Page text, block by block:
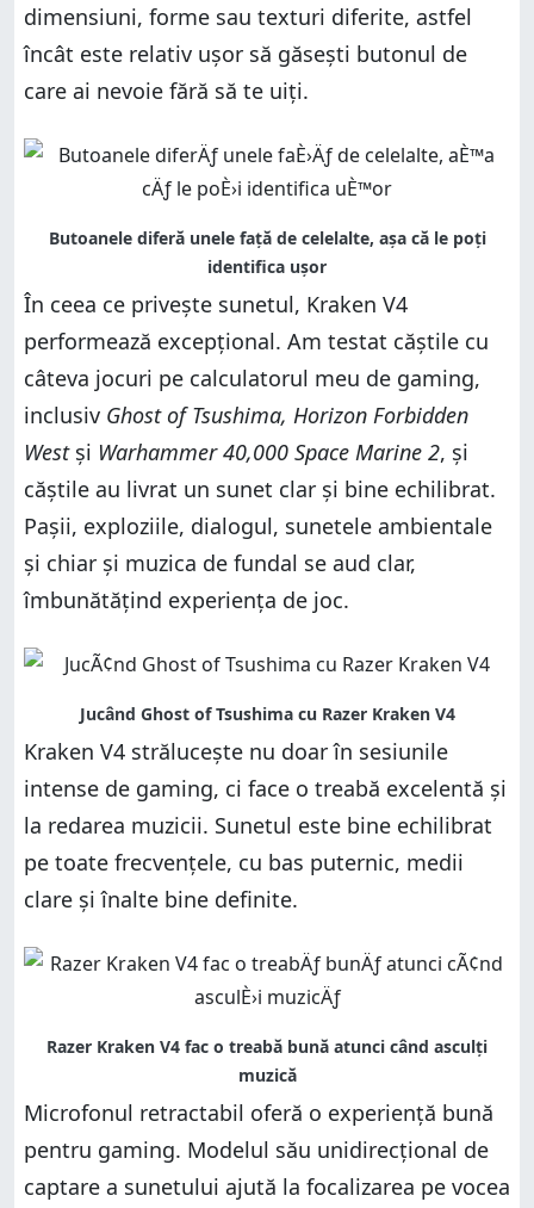
dimensiuni, forme sau texturi diferite, astfel
încât este relativ ușor să găsești butonul de
care ai nevoie fără să te uiți.
În ceea ce privește sunetul, Kraken V4
performează excepțional. Am testat căștile cu
câteva jocuri pe calculatorul meu de gaming,
inclusiv Ghost of Tsushima, Horizon Forbidden
West și Warhammer 40,000 Space Marine 2, și
căștile au livrat un sunet clar și bine echilibrat.
Pașii, exploziile, dialogul, sunetele ambientale
și chiar și muzica de fundal se aud clar,
îmbunătățind experiența de joc.
Kraken V4 strălucește nu doar în sesiunile
intense de gaming, ci face o treabă excelentă și
la redarea muzicii. Sunetul este bine echilibrat
pe toate frecvențele, cu bas puternic, medii
clare și înalte bine definite.
Microfonul retractabil oferă o experiență bună
pentru gaming. Modelul său unidirecțional de
captare a sunetului ajută la focalizarea pe vocea